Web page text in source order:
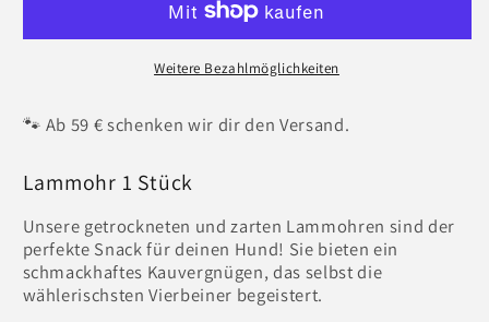
Weitere Bezahlmöglichkeiten
🐾 Ab 59 € schenken wir dir den Versand.
Lammohr 1 Stück
Unsere getrockneten und zarten Lammohren sind der
perfekte Snack für deinen Hund! Sie bieten ein
schmackhaftes Kauvergnügen, das selbst die
wählerischsten Vierbeiner begeistert.